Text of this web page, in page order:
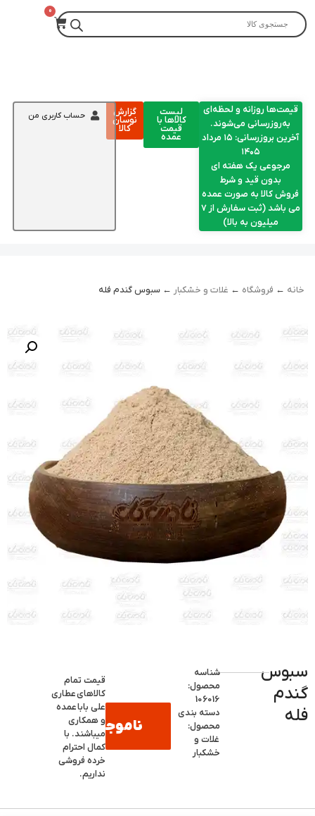
قیمت‌ها روزانه و لحظه‌ای
به‌روزرسانی می‌شوند.
آخرین بروزرسانی: ۱۵ مرداد
۱۴۰۵
مرجوعی یک هفته ای
بدون قید و شرط
فروش کالا به صورت عمده
می باشد (ثبت سفارش از 7
میلیون به بالا)
لیست
کالاها با
قیمت
عمده
گزارش
نوسان
کالا
حساب کاربری من
خانه ← فروشگاه ← غلات و خشکبار ← سبوس گندم فله
سبوس
گندم
فله
شناسه
محصول:
106016
دسته بندی
محصول:
غلات و
خشکبار
ناموجود
قیمت تمام
کالاهایعطاری
علی باباعمده
و همکاری
میباشند. با
کمال احترام
خرده فروشی
نداریم.